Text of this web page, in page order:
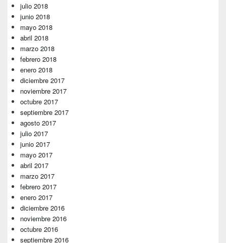
julio 2018
junio 2018
mayo 2018
abril 2018
marzo 2018
febrero 2018
enero 2018
diciembre 2017
noviembre 2017
octubre 2017
septiembre 2017
agosto 2017
julio 2017
junio 2017
mayo 2017
abril 2017
marzo 2017
febrero 2017
enero 2017
diciembre 2016
noviembre 2016
octubre 2016
septiembre 2016